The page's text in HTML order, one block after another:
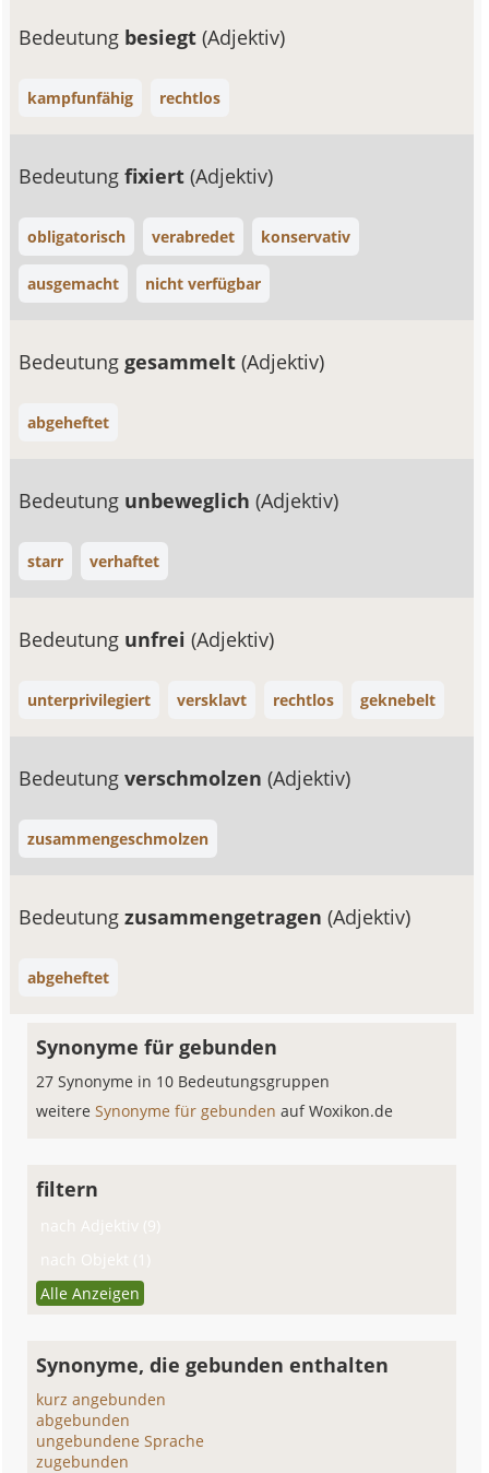
Bedeutung besiegt(Adjektiv)
kampfunfähig rechtlos
Bedeutungfixiert(Adjektiv)
obligatorisch verabredet konservativ
ausgemacht nicht verfügbar
Bedeutunggesammelt(Adjektiv)
abgeheftet
Bedeutung unbeweglich(Adjektiv)
starr verhaftet
Bedeutung unfrei(Adjektiv)
unterprivilegiert versklavt rechtlos geknebelt
Bedeutungverschmolzen(Adjektiv)
zusammengeschmolzen
Bedeutungzusammengetragen(Adjektiv)
abgeheftet
Synonyme für gebunden
27 Synonyme in 10 Bedeutungsgruppen
weitereSynonyme für gebundenauf Woxikon.de
filtern
nach Adjektiv (9)
nach Objekt (1)
Alle Anzeigen
Synonyme, die gebunden enthalten
kurz angebunden
abgebunden
ungebundene Sprache
zugebunden